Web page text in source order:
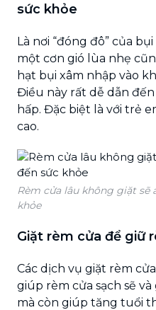
sức khỏe
Là nơi “đóng đô” của
một cơn gió lùa nhẹ
hạt bụi xâm nhập vào
Điều này rất dễ dẫn
hấp. Đặc biệt là với trẻ
cao.
Rèm cửa lâu không giặt
khỏe
Giặt rèm cửa để giữ
Các dịch vụ giặt rèm
giúp rèm cửa sạch sẽ
mà còn giúp tăng tuổi